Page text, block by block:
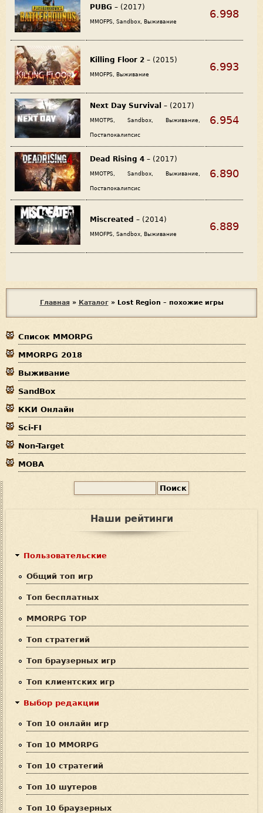
PUBG – (2017)
MMOFPS, Sandbox, Выживание
6.998
Killing Floor 2 – (2015)
MMOFPS, Выживание
6.993
Next Day Survival – (2017)
MMOTPS, Sandbox, Выживание,
Постапокалипсис
6.954
Dead Rising 4 – (2017)
MMOTPS, Sandbox, Выживание,
Постапокалипсис
6.890
Miscreated – (2014)
MMOFPS, Sandbox, Выживание
6.889
ы
з
д
е
с
ь
Главная » Каталог » Lost Region – похожие игры
Список MMORPG
MMORPG 2018
Выживание
SandBox
ККИ Онлайн
Sci-FI
Non-Target
MOBA
Наши рейтинги
Пользовательские
Общий топ игр
Топ бесплатных
MMORPG TOP
Топ стратегий
Топ браузерных игр
Топ клиентских игр
Выбор редакции
Топ 10 онлайн игр
Топ 10 MMORPG
Топ 10 стратегий
Топ 10 шутеров
Топ 10 браузерных